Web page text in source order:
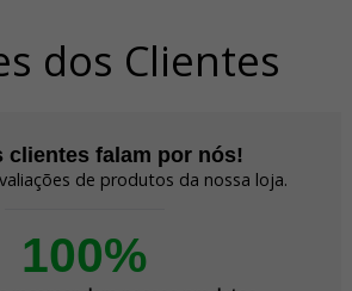
dos Clientes
clientes falam por nós!
de produtos da nossa loja.
100%